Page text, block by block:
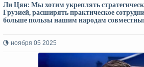
Ли Цян: Мы хотим укреплять
Грузией, расширять практическое
больше пользы нашим народам
ноября 05 2025